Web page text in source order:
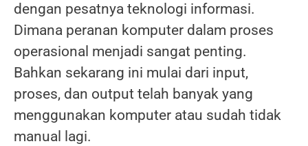
dengan pesatnya teknologi informasi.
Dimana peranan komputer dalam proses
operasional menjadi sangat penting.
Bahkan sekarang ini mulai dari input,
proses, dan output telah banyak yang
menggunakan komputer atau sudah tidak
manual lagi.